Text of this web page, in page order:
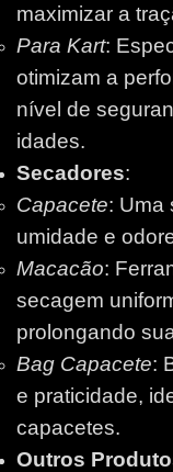
maximizar a
Para Kart:
otimizam a
nível de
idades.
Secadores:
Capacete: Uma
umidade e
Macacão:
secagem
prolongando
Bag Capacete:
e praticidade,
capacetes.
Outros